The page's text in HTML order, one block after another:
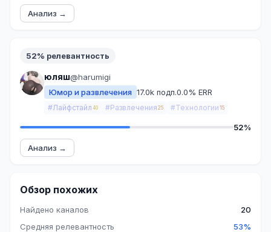
Анализ →
52% релевантность
юляш@harumigi
Юмор и развлечения 17.0k подп.0.0% ERR
#Лайфстайл 40 #Развлечения 25 #Технологии 15
52%
Анализ →
Обзор похожих
Найдено каналов
20
Средняя релевантность
53%